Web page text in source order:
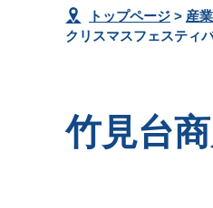
トップページ > 産
クリスマスフェスティ
竹見台